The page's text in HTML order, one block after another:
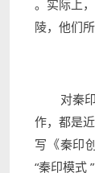
。实际上
陵，他们
对秦
作，都是
写《秦印
“秦印模式 ”